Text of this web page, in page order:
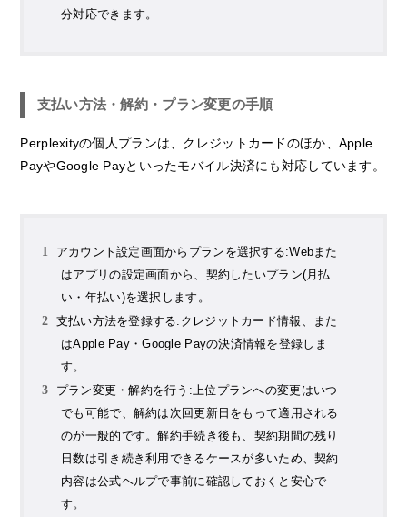
分対応できます。
支払い方法・解約・プラン変更の手順
Perplexityの個人プランは、クレジットカードのほか、Apple
PayやGoogle Payといったモバイル決済にも対応しています。
アカウント設定画面からプランを選択する:Webまた
はアプリの設定画面から、契約したいプラン(月払
い・年払い)を選択します。
支払い方法を登録する:クレジットカード情報、また
はApple Pay・Google Payの決済情報を登録しま
す。
プラン変更・解約を行う:上位プランへの変更はいつ
でも可能で、解約は次回更新日をもって適用される
のが一般的です。解約手続き後も、契約期間の残り
日数は引き続き利用できるケースが多いため、契約
内容は公式ヘルプで事前に確認しておくと安心で
す。